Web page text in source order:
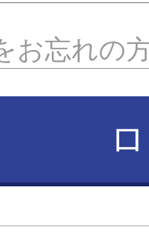
お忘れの